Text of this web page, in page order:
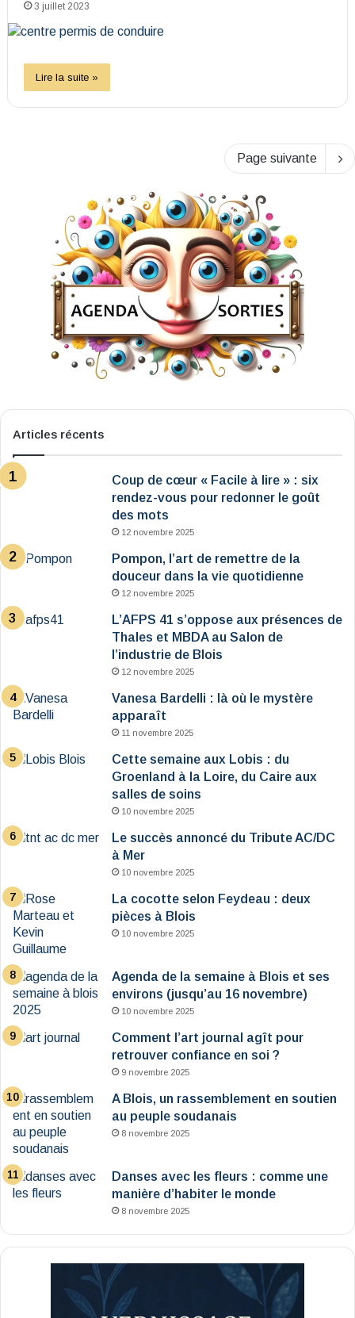
3 juillet 2023
Lire la suite »
Page suivante
Articles récents
Coup de cœur « Facile à lire » : six
rendez-vous pour redonner le goût
des mots
12 novembre 2025
Pompon, l’art de remettre de la
douceur dans la vie quotidienne
12 novembre 2025
L’AFPS 41 s’oppose aux présences de
Thales et MBDA au Salon de
l’industrie de Blois
12 novembre 2025
Vanesa Bardelli : là où le mystère
apparaît
11 novembre 2025
Cette semaine aux Lobis : du
Groenland à la Loire, du Caire aux
salles de soins
10 novembre 2025
Le succès annoncé du Tribute AC/DC
à Mer
10 novembre 2025
La cocotte selon Feydeau : deux
pièces à Blois
10 novembre 2025
Agenda de la semaine à Blois et ses
environs (jusqu’au 16 novembre)
10 novembre 2025
Comment l’art journal agît pour
retrouver confiance en soi ?
9 novembre 2025
A Blois, un rassemblement en soutien
au peuple soudanais
8 novembre 2025
Danses avec les fleurs : comme une
manière d’habiter le monde
8 novembre 2025